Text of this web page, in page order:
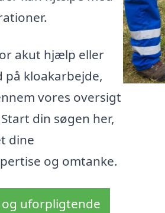
akut hjælp eller
kloakarbejde,
vores oversigt
din søgen her,
dine
og omtanke.
uforpligtende